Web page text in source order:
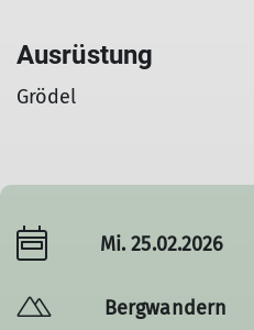
Ausrüstung
Grödel
Mi. 25.02.2026
Bergwandern